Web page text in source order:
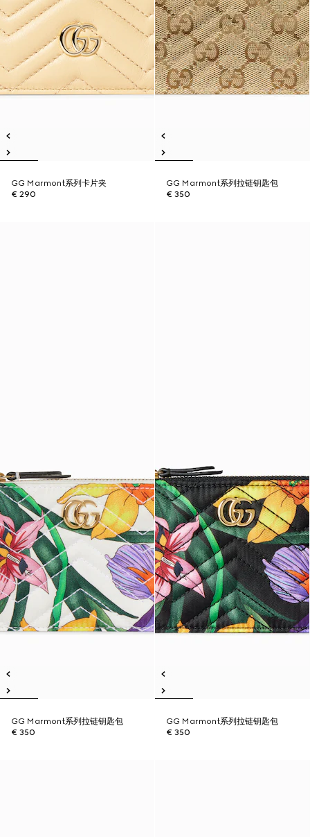
GG Marmont系列卡片夹
€ 290
GG Marmont系列拉链钥匙包
€ 350
GG Marmont系列拉链钥匙包
€ 350
GG Marmont系列拉链钥匙包
€ 350